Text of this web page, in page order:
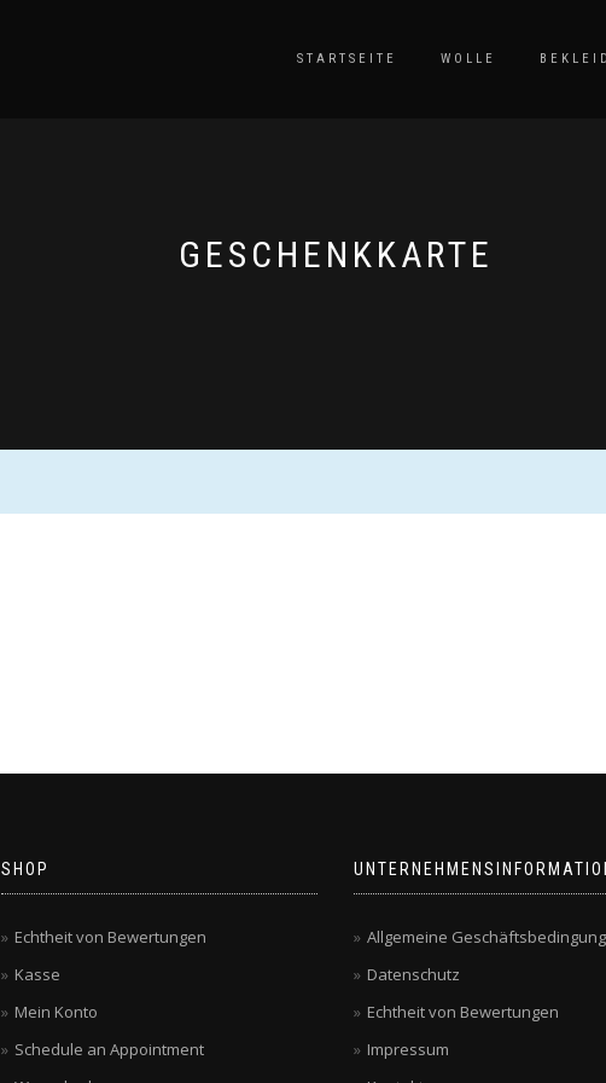
STARTSEITE WOLLE
GESCHENKKARTE
SHOP
Echtheit von Bewertungen
Kasse
Mein Konto
Schedule an Appointment
Allgemeine
Datenschutz
Echtheit von Bewertungen
Impressum